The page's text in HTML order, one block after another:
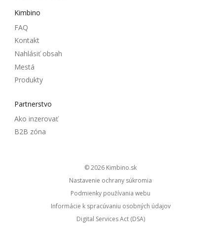
Kimbino
FAQ
Kontakt
Nahlásiť obsah
Mestá
Produkty
Partnerstvo
Ako inzerovať
B2B zóna
© 2026
kimbino.sk
Nastavenie ochrany súkromia
Podmienky používania webu
Informácie k spracúvaniu osobných údajov
Digital Services Act (DSA)